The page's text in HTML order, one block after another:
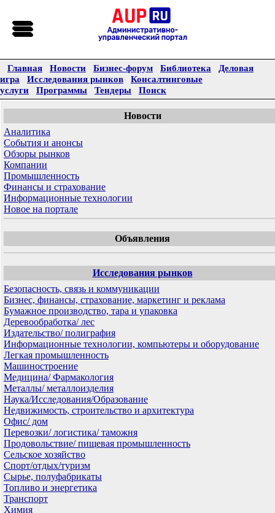
Главная Новости Бизнес-форум Библиотека
Деловая
игра
Исследования рынков
Консалтинговые
услуги
Программы Тендеры Поиск
Новости
Аналитика
События и анонсы
Обзоры рынков
Компании
Промышленность
Финансы и страхование
Информационные технологии
Новое на портале
Объявления
Исследования рынков
Безопасность, связь и коммуникации
Бизнес, финансы, страхование, маркетинг и реклама
Бумажное производство, тара и упаковка
Деревообработка/ лес
Издательство/ полиграфия
Информационные технологии, компьютеры и оборудование
Легкая промышленность
Машиностроение
Медицина/ Фармакология
Металлы/ металлоизделия
Наука/Исследования/Образование
Недвижимость, строительство и архитектура
Офис/ дом
Перевозки/ логистика/ таможня
Продовольствие/ пищевая промышленность
Сельское хозяйство
Спорт/отдых/туризм
Сырье, полуфабрикаты
Топливо и энергетика
Транспорт
Химия